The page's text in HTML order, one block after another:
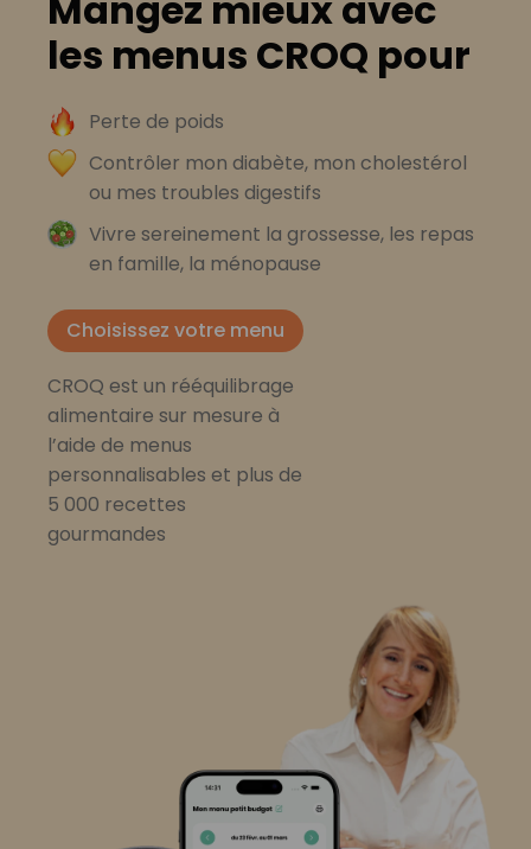
les menus CROQ pour
Perte de poids
Contrôler mon diabète, mon cholestérol
ou mes troubles digestifs
Vivre sereinement la grossesse, les repas
en famille, la ménopause
Choisissez votre menu
CROQ est un rééquilibrage
alimentaire sur mesure à
l’aide de menus
personnalisables et plus de
5 000 recettes
gourmandes